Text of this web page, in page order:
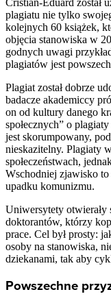
plagiatu nie tylko
kolejnych 60 książek,
objęcia stanowiska w
godnych uwagi
plagiatów jest
Plagiat został dobrze
badacze akademiccy
on od kultury danego
społecznych” o
jest skorumpowany,
nieskazitelny. Plagiaty
społeczeństwach,
Wschodniej zjawisko to
upadku komunizmu.
Uniwersytety otwierały
doktorantów, którzy
prace. Cel był prosty:
osoby na stanowiska,
dziekanami, tak aby
Powszechne